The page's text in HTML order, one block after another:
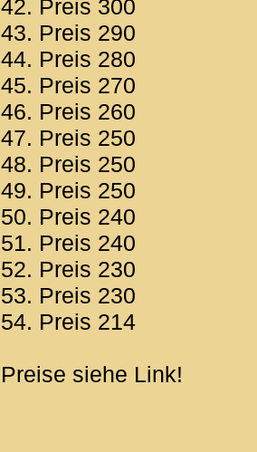
42. Preis 300
43. Preis 290
44. Preis 280
45. Preis 270
46. Preis 260
47. Preis 250
48. Preis 250
49. Preis 250
50. Preis 240
51. Preis 240
52. Preis 230
53. Preis 230
54. Preis 214
Preise siehe Link!